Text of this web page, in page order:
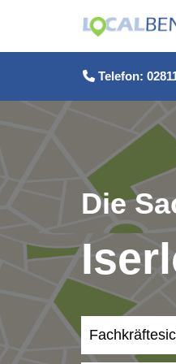
Telefon:
Die